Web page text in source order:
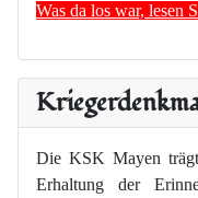
Was da los war, lesen
Die KSK Mayen
Erhaltung der